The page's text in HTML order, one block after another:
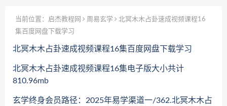
当前位置： 启杰教程网 周易玄学
北冥木木占卦速成视频课程16
集百度网盘下载学习
北冥木木占卦速成视频课程16集百度网盘下载学习
北冥木木占卦速成视频课程16集电子版大小共计
810.96mb
玄学终身会员路径：2025年易学渠道一/362.北冥木木占